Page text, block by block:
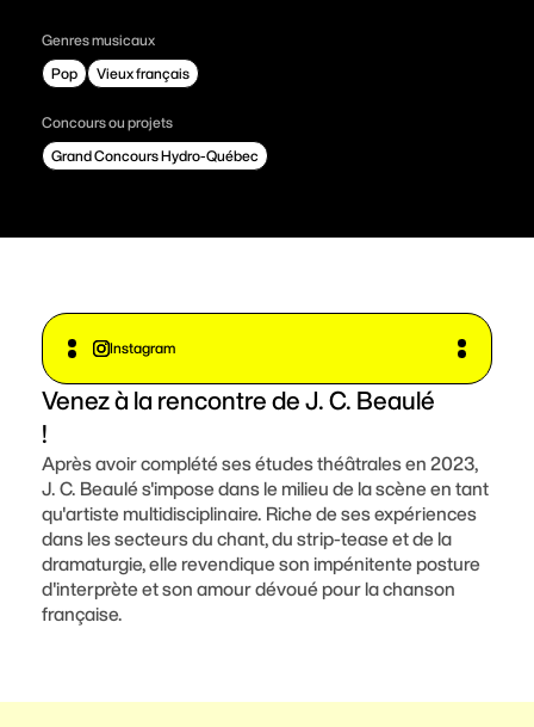
À propos
S'impliquer
Billetterie
Fondation FICG
Foire aux questions
M'INSCRIRE À L'INFOLETTRE
Genres musicaux
Pop Vieux français
Concours ou projets
Grand Concours Hydro-Québec
Instagram
Venez à la rencontre de J. C. Beaulé
!
Après avoir complété ses études théâtrales en 2023,
J. C. Beaulé s'impose dans le milieu de la scène en tant
qu'artiste multidisciplinaire. Riche de ses expériences
dans les secteurs du chant, du strip-tease et de la
dramaturgie, elle revendique son impénitente posture
d'interprète et son amour dévoué pour la chanson
française.